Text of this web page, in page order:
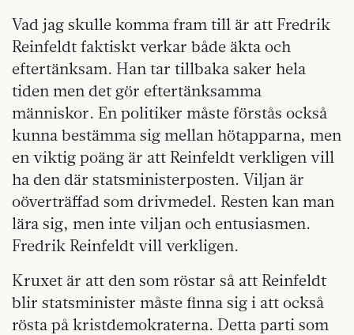
Vad jag skulle komma fram till är att Fredrik
Reinfeldt faktiskt verkar både äkta och
eftertänksam. Han tar tillbaka saker hela
tiden men det gör eftertänksamma
människor. En politiker måste förstås också
kunna bestämma sig mellan hötapparna, men
en viktig poäng är att Reinfeldt verkligen vill
ha den där statsministerposten. Viljan är
oöverträffad som drivmedel. Resten kan man
lära sig, men inte viljan och entusiasmen.
Fredrik Reinfeldt vill verkligen.
Kruxet är att den som röstar så att Reinfeldt
blir statsminister måste finna sig i att också
rösta på kristdemokraterna. Detta parti som